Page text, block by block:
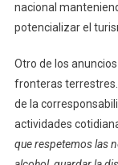
nacional
potencializar el
Otro de los
fronteras
de la
actividades
que respetemos las